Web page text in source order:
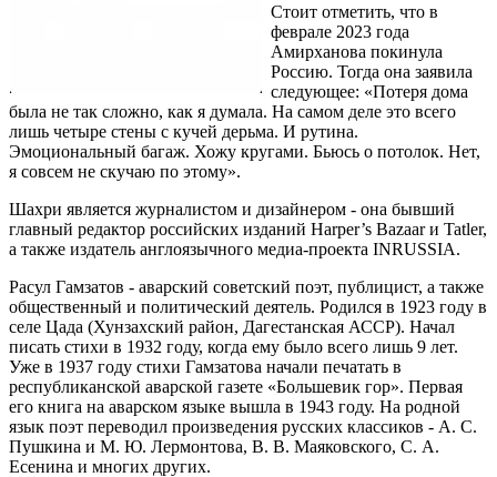
Стоит отметить, что в
феврале 2023 года
Амирханова покинула
Россию. Тогда она заявила
следующее: «Потеря дома
была не так сложно, как я думала. На самом деле это всего
лишь четыре стены с кучей дерьма. И рутина.
Эмоциональный багаж. Хожу кругами. Бьюсь о потолок. Нет,
я совсем не скучаю по этому».
Шахри является журналистом и дизайнером - она бывший
главный редактор российских изданий Harper’s Bazaar и Tatler,
а также издатель англоязычного медиа-проекта INRUSSIA.
Расул Гамзатов - аварский советский поэт, публицист, а также
общественный и политический деятель. Родился в 1923 году в
селе Цада (Хунзахский район, Дагестанская АССР). Начал
писать стихи в 1932 году, когда ему было всего лишь 9 лет.
Уже в 1937 году стихи Гамзатова начали печатать в
республиканской аварской газете «Большевик гор». Первая
его книга на аварском языке вышла в 1943 году. На родной
язык поэт переводил произведения русских классиков - А. С.
Пушкина и М. Ю. Лермонтова, В. В. Маяковского, С. А.
Есенина и многих других.